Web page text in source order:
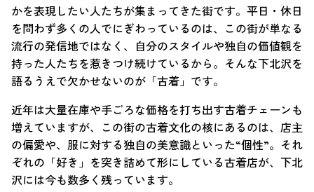
かを表現したい人たちが集まってきた街です。平日・休日
を問わず多くの人でにぎわっているのは、この街が単なる
流行の発信地ではなく、自分のスタイルや独自の価値観を
持った人たちを惹きつけ続けているから。そんな下北沢を
語るうえで欠かせないのが「古着」です。
近年は大量在庫や手ごろな価格を打ち出す古着チェーンも
増えていますが、この街の古着文化の核にあるのは、店主
の偏愛や、服に対する独自の美意識といった“個性”。それ
ぞれの「好き」を突き詰めて形にしている古着店が、下北
沢には今も数多く残っています。